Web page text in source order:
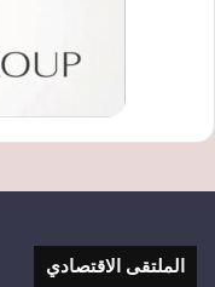
الملتقى الاقتصادي